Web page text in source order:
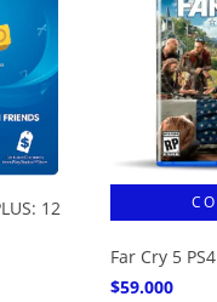
12
Far Cry 5 PS4
$59.000